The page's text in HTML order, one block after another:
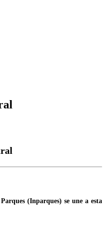
(Inparques) se une a esta